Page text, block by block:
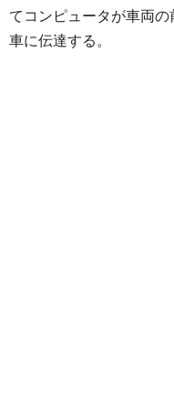
てコンピュータが車両
車に伝達する。